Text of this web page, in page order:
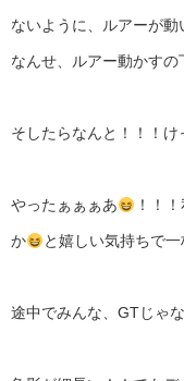
ないように、ルアーが
なんせ、ルアー動かす
そしたらなんと！！！
やったぁぁぁあ ！！
か と嬉しい気持ちで一
途中でみんな、GTじゃ